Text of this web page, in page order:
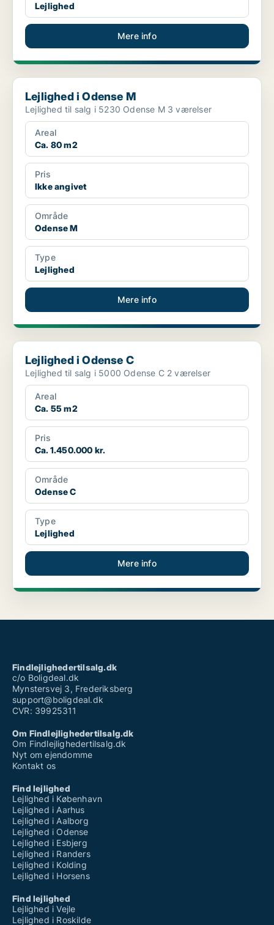
Lejlighed
Mere info
Lejlighed i Odense M
Lejlighed i Odense M
Lejlighed til salg i 5230 Odense M 3 værelser
Areal
Ca. 80 m2
Pris
Ikke angivet
Område
Odense M
Type
Lejlighed
Mere info
Lejlighed i Odense C
Lejlighed i Odense C
Lejlighed til salg i 5000 Odense C 2 værelser
Areal
Ca. 55 m2
Pris
Ca. 1.450.000 kr.
Område
Odense C
Type
Lejlighed
Mere info
Findlejlighedertilsalg.dk
c/o Boligdeal.dk
Mynstersvej 3, Frederiksberg
support@boligdeal.dk
CVR: 39925311
Om Findlejlighedertilsalg.dk
Om Findlejlighedertilsalg.dk
Nyt om ejendomme
Kontakt os
Find lejlighed
Lejlighed i København
Lejlighed i Aarhus
Lejlighed i Aalborg
Lejlighed i Odense
Lejlighed i Esbjerg
Lejlighed i Randers
Lejlighed i Kolding
Lejlighed i Horsens
Find lejlighed
Lejlighed i Vejle
Lejlighed i Roskilde